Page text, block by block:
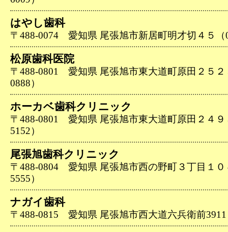
はやし歯科
〒488-0074 愛知県 尾張旭市新居町明才切４５（
松原歯科医院
〒488-0801 愛知県 尾張旭市東大道町原田２５２
0888）
ホーカベ歯科クリニック
〒488-0801 愛知県 尾張旭市東大道町原田２４９
5152）
尾張旭歯科クリニック
〒488-0804 愛知県 尾張旭市西の野町３丁目１０
5555）
ナガイ歯科
〒488-0815 愛知県 尾張旭市西大道六兵衛前3911